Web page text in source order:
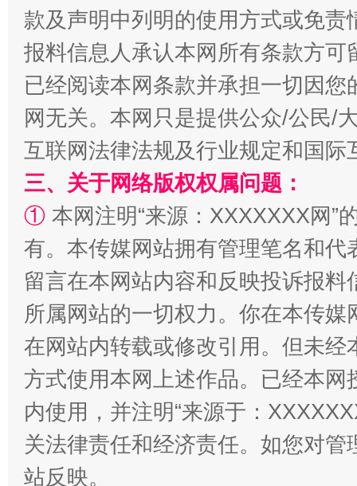
全民健身五年计划来了！等你上场
阿坝州三大球赛在茂县开幕 规模
款及声明中列明的使用方式或免责
报料信息人承认本网所有条款方
已经阅读本网条款并承担一切因
网无关。本网只是提供公众/公民/
互联网法律法规及行业规定和国
三、关于网络版权权属问题：
① 本网注明“来源：XXXXXXX网”
有。本传媒网站拥有管理笔名和
留言在本网站内容和反映投诉报
所属网站的一切权力。你在本传
在网站内转载或修改引用。但未
方式使用本网上述作品。已经本
内使用，并注明“来源于：
关法律责任和经济责任。如您对
站反映。